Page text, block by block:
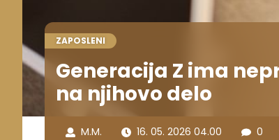
ZAPOSLENI
Generacija Z ima
na njihovo delo
M.M. 16. 05. 2026 04.00 0